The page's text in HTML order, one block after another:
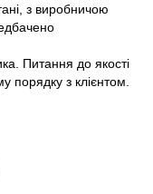
з виробничою
Питання до якості
порядку з клієнтом.